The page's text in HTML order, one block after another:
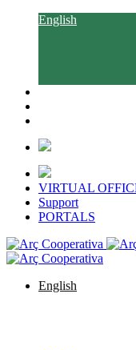
English
VIRTUAL
Support
PORTALS
English